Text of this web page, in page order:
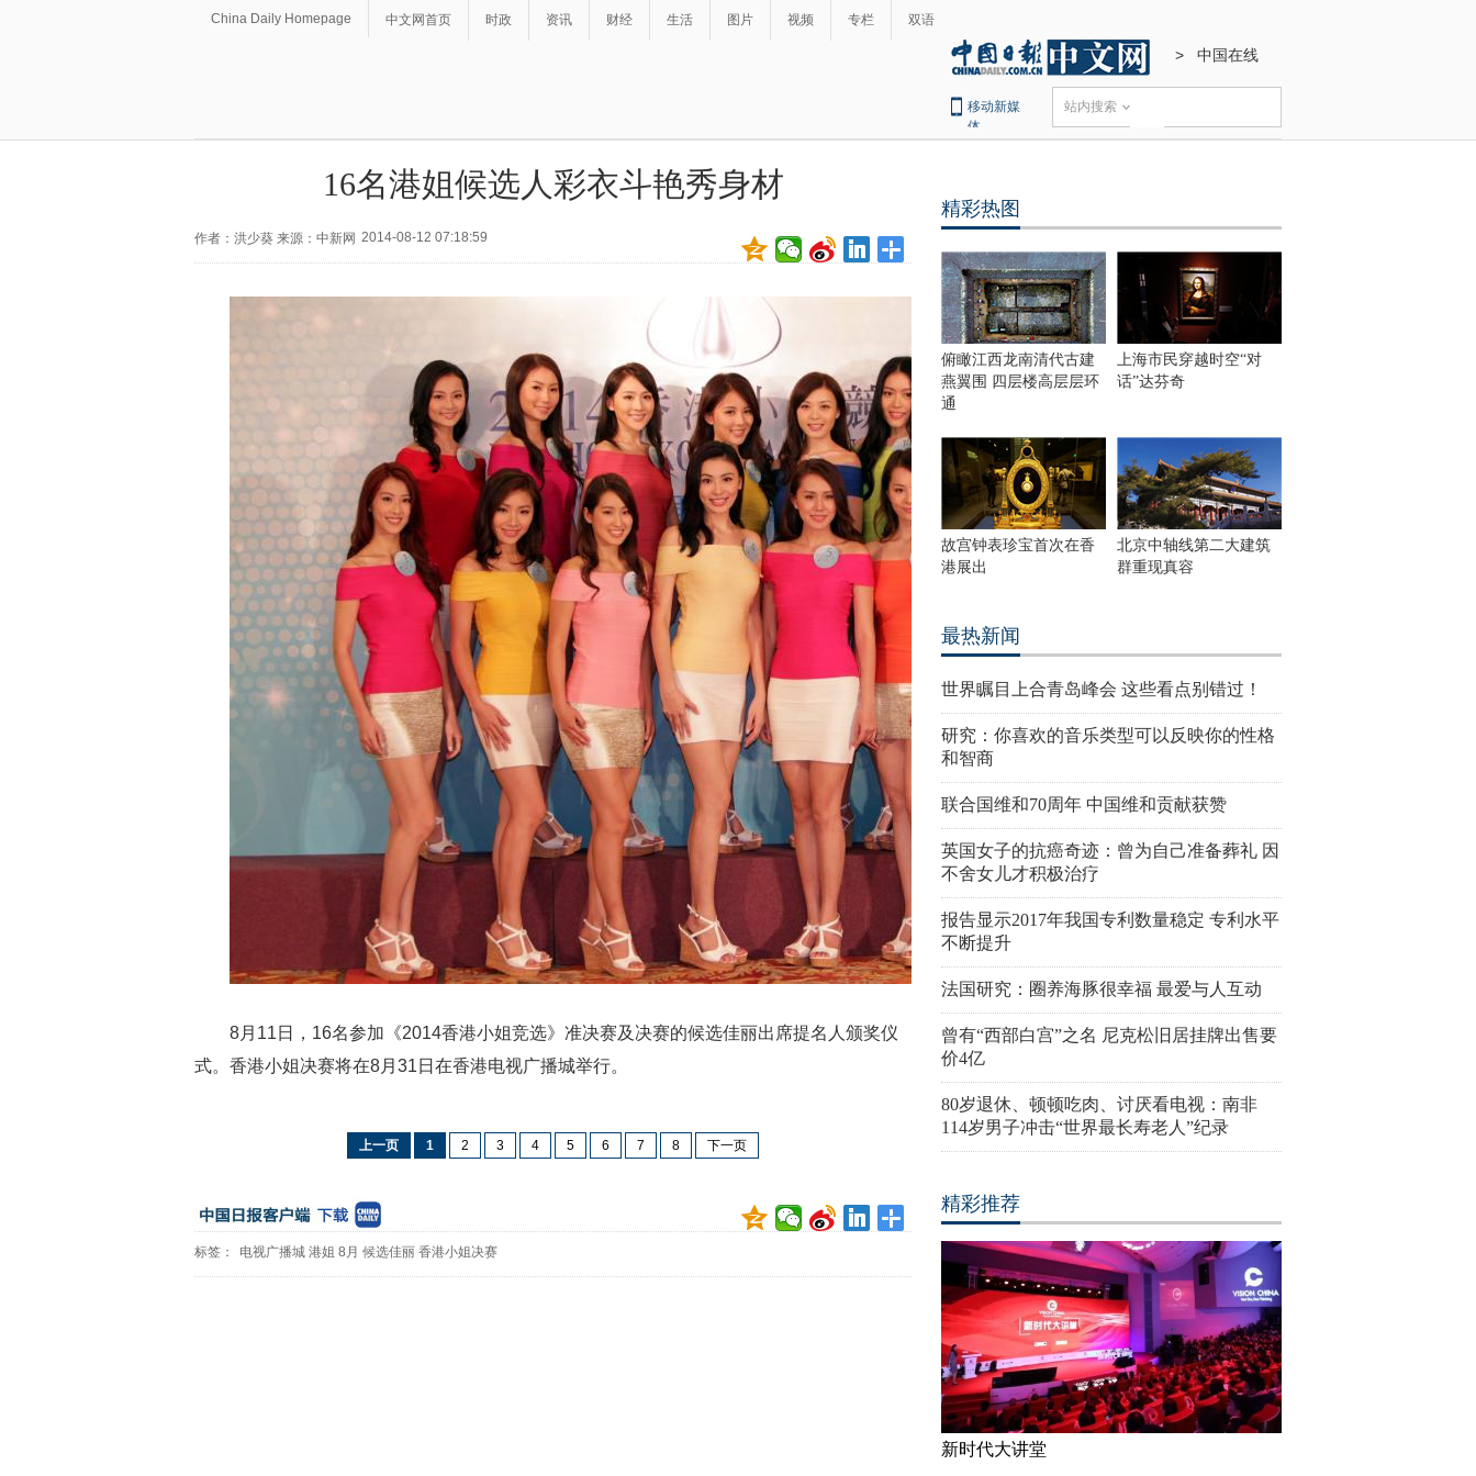
China Daily Homepage 中文网首页 时政 资讯 财经 生活 图片 视频 专栏 双语
> 中国在线
移动新媒
体
站内搜索
16名港姐候选人彩衣斗艳秀身材
作者：洪少葵 来源：中新网 2014-08-12 07:18:59
8月11日，16名参加《2014香港小姐竞选》准决赛及决赛的候选佳丽出席提名人颁奖仪
式。香港小姐决赛将在8月31日在香港电视广播城举行。
上一页 1 2 3 4 5 6 7 8 下一页
标签： 电视广播城 港姐 8月 候选佳丽 香港小姐决赛
精彩热图
俯瞰江西龙南清代古建
燕翼围 四层楼高层层环
通
上海市民穿越时空“对
话”达芬奇
故宫钟表珍宝首次在香
港展出
北京中轴线第二大建筑
群重现真容
最热新闻
世界瞩目上合青岛峰会 这些看点别错过！
研究：你喜欢的音乐类型可以反映你的性格
和智商
联合国维和70周年 中国维和贡献获赞
英国女子的抗癌奇迹：曾为自己准备葬礼 因
不舍女儿才积极治疗
报告显示2017年我国专利数量稳定 专利水平
不断提升
法国研究：圈养海豚很幸福 最爱与人互动
曾有“西部白宫”之名 尼克松旧居挂牌出售要
价4亿
80岁退休、顿顿吃肉、讨厌看电视：南非
114岁男子冲击“世界最长寿老人”纪录
精彩推荐
新时代大讲堂